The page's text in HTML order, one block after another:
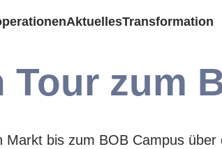
AktuellesTransformation
zum
bis zum BOB Campus